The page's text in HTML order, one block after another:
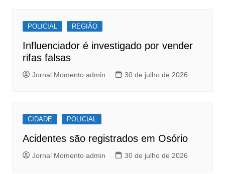
POLICIAL REGIÃO
Influenciador é investigado por vender
rifas falsas
Jornal Momento admin 30 de julho de 2026
CIDADE POLICIAL
Acidentes são registrados em Osório
Jornal Momento admin 30 de julho de 2026